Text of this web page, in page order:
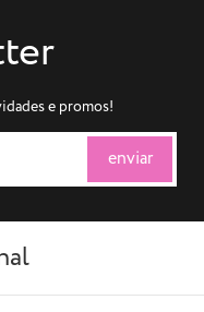
e promos!